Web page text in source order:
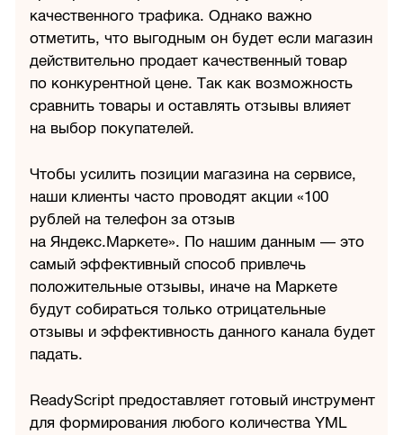
качественного трафика. Однако важно
отметить, что выгодным он будет если магазин
действительно продает качественный товар
по конкурентной цене. Так как возможность
сравнить товары и оставлять отзывы влияет
на выбор покупателей.
Чтобы усилить позиции магазина на сервисе,
наши клиенты часто проводят акции «100
рублей на телефон за отзыв
на Яндекс.Маркете». По нашим данным — это
самый эффективный способ привлечь
положительные отзывы, иначе на Маркете
будут собираться только отрицательные
отзывы и эффективность данного канала будет
падать.
ReadyScript предоставляет готовый инструмент
для формирования любого количества YML